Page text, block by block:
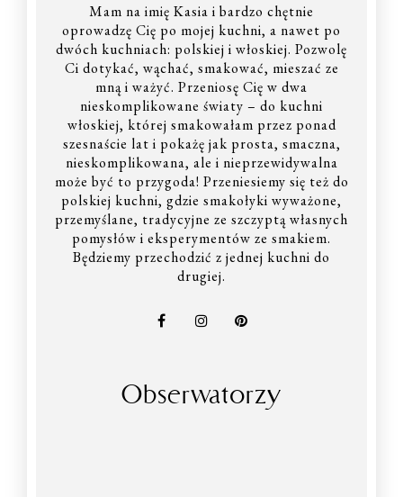
Mam na imię Kasia i bardzo chętnie
oprowadzę Cię po mojej kuchni, a nawet po
dwóch kuchniach: polskiej i włoskiej. Pozwolę
Ci dotykać, wąchać, smakować, mieszać ze
mną i ważyć. Przeniosę Cię w dwa
nieskomplikowane światy – do kuchni
włoskiej, której smakowałam przez ponad
szesnaście lat i pokażę jak prosta, smaczna,
nieskomplikowana, ale i nieprzewidywalna
może być to przygoda! Przeniesiemy się też do
polskiej kuchni, gdzie smakołyki wyważone,
przemyślane, tradycyjne ze szczyptą własnych
pomysłów i eksperymentów ze smakiem.
Będziemy przechodzić z jednej kuchni do
drugiej.
Obserwatorzy